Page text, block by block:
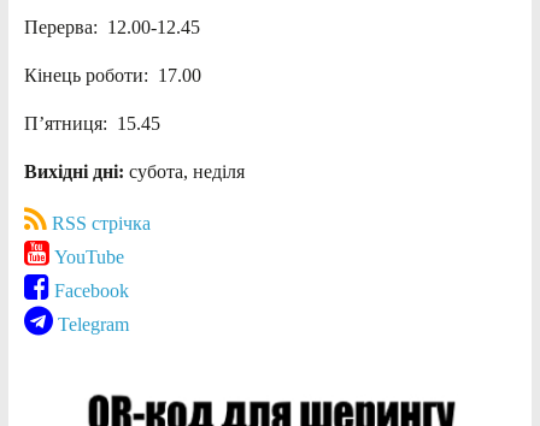
Перерва: 12.00-12.45
Кінець роботи: 17.00
П’ятниця: 15.45
Вихідні дні: субота, неділя
RSS стрічка
YouTube
Facebook
Telegram